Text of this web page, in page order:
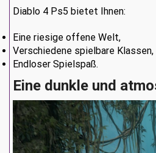
Diablo 4 Ps5 bietet Ihnen:
Eine riesige offene Welt,
Verschiedene spielbare Klassen,
Endloser Spielspaß.
Eine dunkle und